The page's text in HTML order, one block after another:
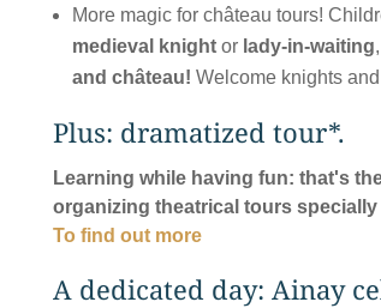
More magic for château tours!
medieval
knightor lady-in-waiting
and château! Welcome knights
Plus: dramatized tour*.
Learning while having fun: that's
organizing theatrical tours
To find out more
A dedicated day: Ainay